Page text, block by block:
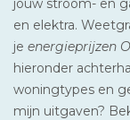
en elektra.
je energieprijzen
hieronder
woningtypes en
mijn uitgaven?